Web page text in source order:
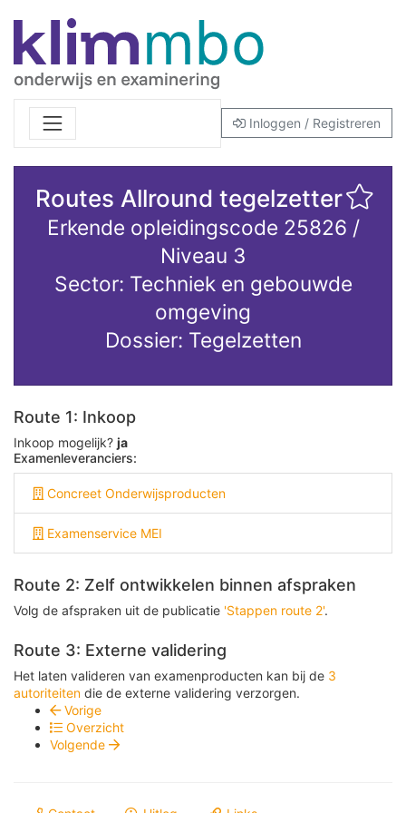
Inloggen / Registreren
Routes Allround tegelzetter
Erkende opleidingscode 25826 /
Niveau 3
Sector: Techniek en gebouwde
omgeving
Dossier: Tegelzetten
Route 1: Inkoop
Inkoop mogelijk? ja
Examenleveranciers:
Concreet Onderwijsproducten
Examenservice MEI
Route 2: Zelf ontwikkelen binnen afspraken
Volg de afspraken uit de publicatie 'Stappen route 2'.
Route 3: Externe validering
Het laten valideren van examenproducten kan bij de 3
autoriteiten die de externe validering verzorgen.
Vorige
Overzicht
Volgende